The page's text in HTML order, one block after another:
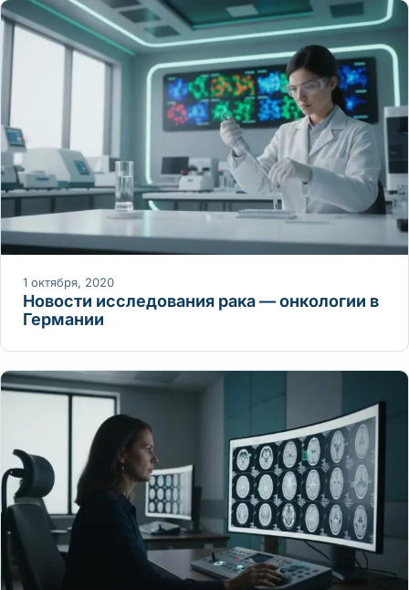
1 октября, 2020
Новости исследования рака — онкологии в
Германии